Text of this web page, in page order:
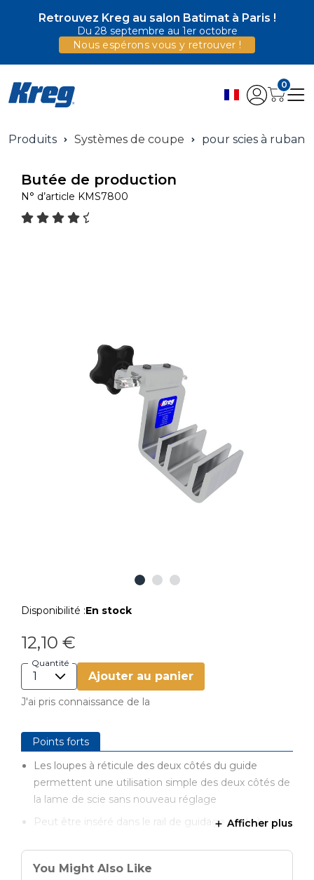
Retrouvez Kreg au salon Batimat à Paris !
Du 28 septembre au 1er octobre
Nous espérons vous y retrouver !
0
Produits Systèmes de coupe pour scies à ruban
Butée de production
N° d’article KMS7800
Disponibilité :En stock
12,10 €
Quantité
Ajouter au panier
J'ai pris connaissance de la
Points forts
Les loupes à réticule des deux côtés du guide
permettent une utilisation simple des deux côtés de
la lame de scie sans nouveau réglage
Peut être inséré dans le rail de guidage par le haut,
l’extrémité du rail de guidage
Afficher plus
You Might Also Like